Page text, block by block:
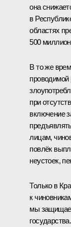
она
в
областях
500
В то же
проводимой
при
включение
лицам,
повлёк
неустоек,
Только в
к
мы